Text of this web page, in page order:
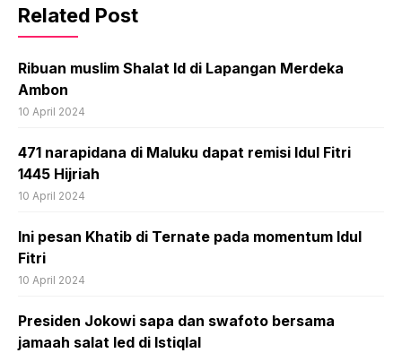
Related Post
Ribuan muslim Shalat Id di Lapangan Merdeka
Ambon
10 April 2024
471 narapidana di Maluku dapat remisi Idul Fitri
1445 Hijriah
10 April 2024
Ini pesan Khatib di Ternate pada momentum Idul
Fitri
10 April 2024
Presiden Jokowi sapa dan swafoto bersama
jamaah salat Ied di Istiqlal